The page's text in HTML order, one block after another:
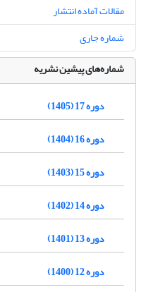
مقالات آماده انتشار
شماره جاری
شماره‌های پیشین نشریه
دوره 17 (1405)
دوره 16 (1404)
دوره 15 (1403)
دوره 14 (1402)
دوره 13 (1401)
دوره 12 (1400)